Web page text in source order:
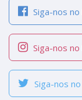
Siga-nos no
Siga-nos no
Siga-nos no